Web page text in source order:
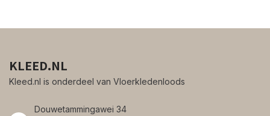
KLEED.NL
Kleed.nl is onderdeel van Vloerkledenloods
Douwetammingawei 34